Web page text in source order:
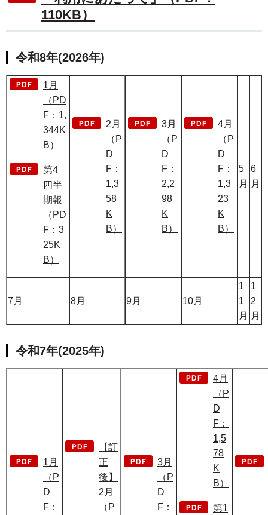
110KB）
令和8年(2026年)
1月
（PD
F：1,
344K
B）
第4
四半
期報
（PD
F：3
25K
B）
2月
（P
D
F：
1,3
58
K
B）
3月
（P
D
F：
2,2
98
K
B）
4月
（P
D
F：
1,3
23
K
B）
5
月
6
月
7月 8月 9月 10月
1
1
月
1
2
月
令和7年(2025年)
1月
（P
D
F：
【訂
正
後】
2月
（P
3月
（P
D
F：
4月
（P
D
F：
1,5
78
K
B）
第1